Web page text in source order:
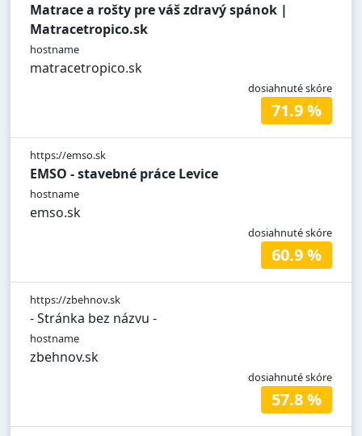
Matrace a rošty pre váš zdravý spánok |
Matracetropico.sk
hostname
matracetropico.sk
dosiahnuté skóre
71.9 %
https://emso.sk
EMSO - stavebné práce Levice
hostname
emso.sk
dosiahnuté skóre
60.9 %
https://zbehnov.sk
- Stránka bez názvu -
hostname
zbehnov.sk
dosiahnuté skóre
57.8 %